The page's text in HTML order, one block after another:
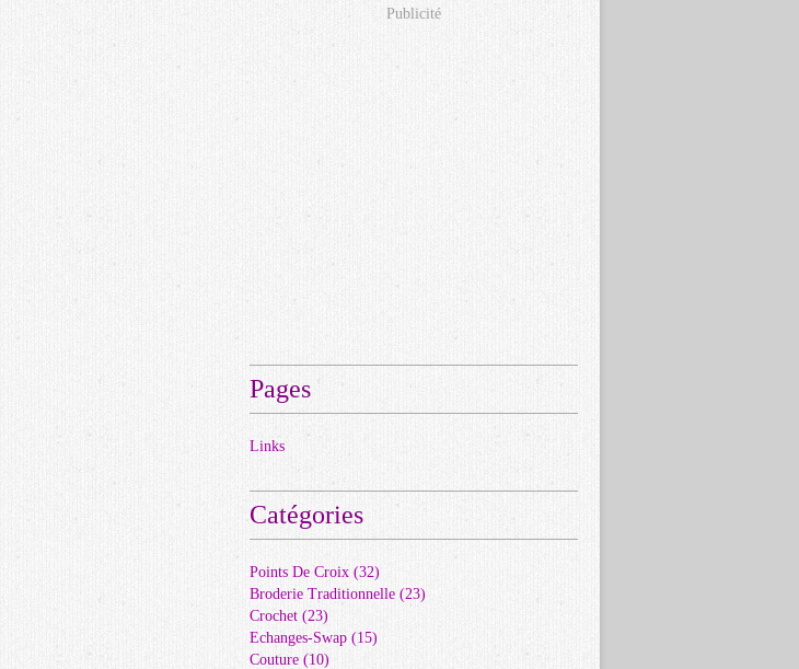
Publicité
Pages
Links
Catégories
Points De Croix (32)
Broderie Traditionnelle (23)
Crochet (23)
Echanges-Swap (15)
Couture (10)